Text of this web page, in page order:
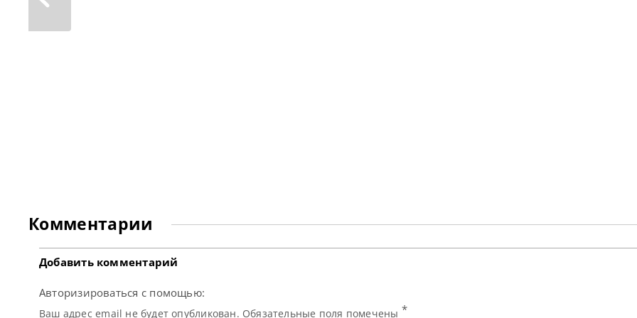
Международная федерация бильярда
ассоциация бильярда (CBSA) возьмет на
Комментарии
Добавить комментарий
Авторизироваться с помощью:
Ваш адрес email не будет опубликован. Обязательные поля помечены *